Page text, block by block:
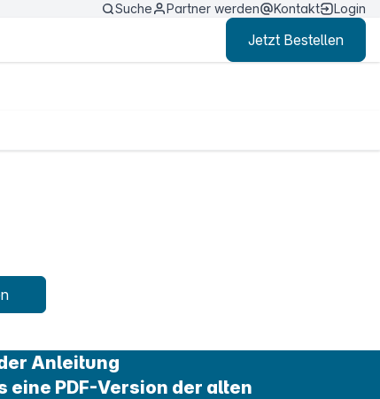
Suche Partner werden Kontakt Login
Jetzt Bestellen
Anleitung
PDF-Version der alten